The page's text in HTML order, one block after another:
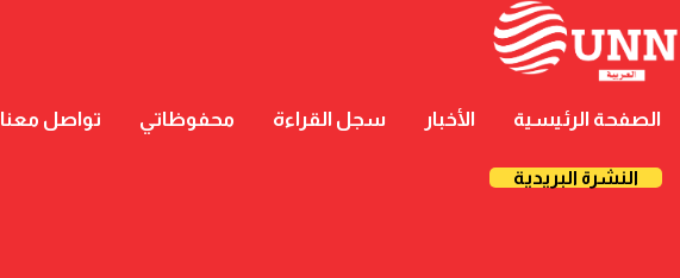
الصفحة الرئيسية الأخبار سجل القراءة محفوظاتي تواصل معنا
النشرة البريدية